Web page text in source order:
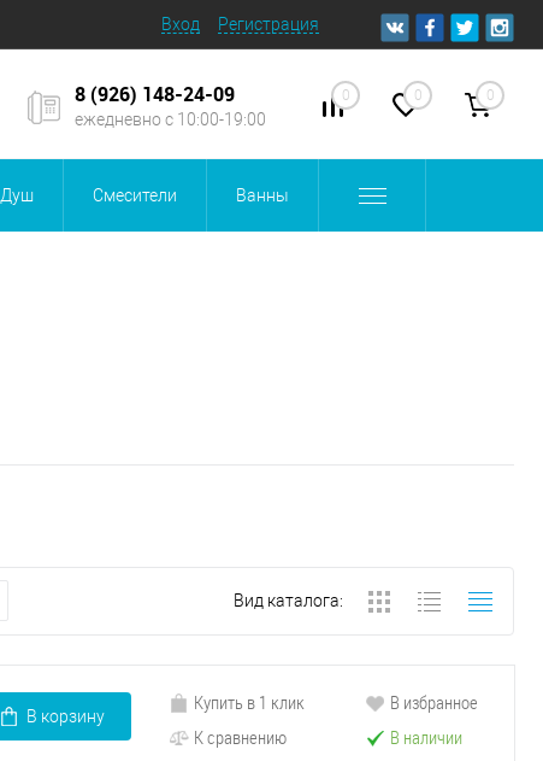
Вход Регистрация
8 (926) 148-24-09
ежедневно с 10:00-19:00
0 0 0
Душ Смесители Ванны
Вид каталога:
В корзину
Купить в 1 клик
К сравнению
В избранное
В наличии